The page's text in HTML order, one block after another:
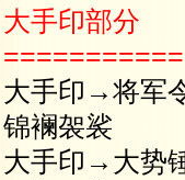
大手印部分
大手印→将
锦襕袈裟
大手印→大